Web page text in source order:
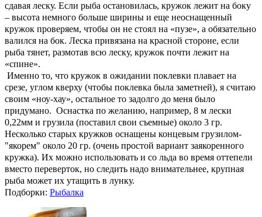
сдавая леску. Если рыба остановилась, кружок лежит на боку
– высота немного больше ширины и еще неоснащенный
кружок проверяем, чтобы он не стоял на «пузе», а обязательно
валился на бок. Леска привязана на красной стороне, если
рыба тянет, размотав всю леску, кружок почти лежит на
«спине».
Именно то, что кружок в ожидании поклевки плавает на
срезе, углом кверху (чтобы поклевка была заметней), я считаю
своим «ноу-хау», остальное то задолго до меня было
придумано. Оснастка по желанию, например, 8 м лески
0,22мм и грузила (поставил свои съемные) около 3 гр.
Несколько старых кружков оснащены концевым грузилом-
"якорем" около 20 гр. (очень простой вариант заякоренного
кружка). Их можно использовать и со льда во время оттепели
вместо переверток, но следить надо внимательнее, крупная
рыба может их утащить в лунку.
Подборки: Рыбалка